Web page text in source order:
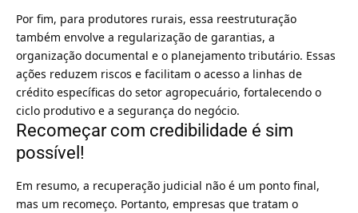
Por fim, para produtores rurais, essa reestruturação
também envolve a regularização de garantias, a
organização documental e o planejamento tributário. Essas
ações reduzem riscos e facilitam o acesso a linhas de
crédito específicas do setor agropecuário, fortalecendo o
ciclo produtivo e a segurança do negócio.
Recomeçar com credibilidade é sim
possível!
Em resumo, a recuperação judicial não é um ponto final,
mas um recomeço. Portanto, empresas que tratam o